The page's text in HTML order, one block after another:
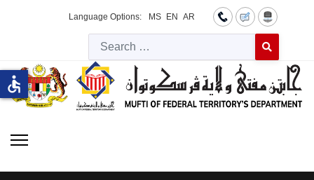
Language Options: MS EN AR
Type 2 or
accessible